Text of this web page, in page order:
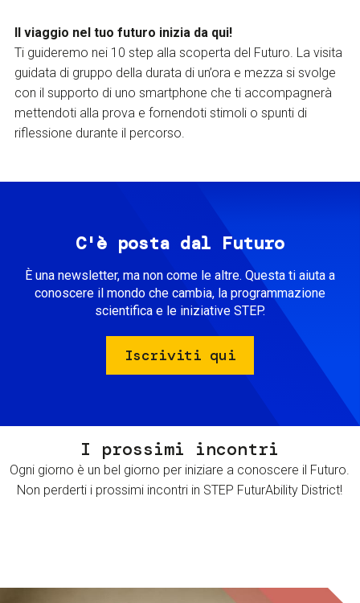
Il viaggio nel tuo futuro inizia da qui!
Ti guideremo nei 10 step alla scoperta del Futuro. La visita
guidata di gruppo della durata di un’ora e mezza si svolge
con il supporto di uno smartphone che ti accompagnerà
mettendoti alla prova e fornendoti stimoli o spunti di
riflessione durante il percorso.
C'è posta dal Futuro
È una newsletter, ma non come le altre. Questa ti aiuta a
conoscere il mondo che cambia, la programmazione
scientifica e le iniziative STEP.
Iscriviti qui
I prossimi incontri
Ogni giorno è un bel giorno per iniziare a conoscere il Futuro.
Non perderti i prossimi incontri in STEP FuturAbility District!